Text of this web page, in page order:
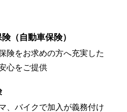
（自動車保険）
険をお求めの方へ充実した
心をご提供
、バイクで加入が義務付け